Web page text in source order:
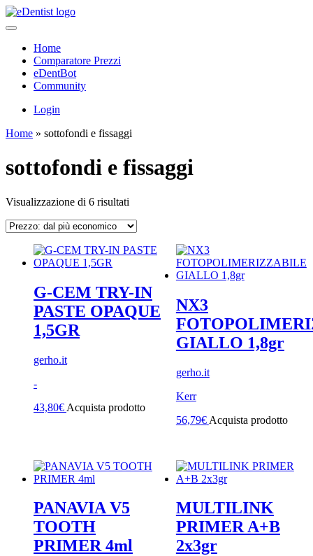
Home
Comparatore Prezzi
eDentBot
Community
Login
Home » sottofondi e fissaggi
sottofondi e fissaggi
Visualizzazione di 6 risultati
più
G-CEM TRY-IN
PASTE OPAQUE
1,5GR
gerho.it
-
43,80€ Acquista prodotto
NX3
GIALLO 1,8gr
gerho.it
Kerr
56,79€ Acquista prodotto
PANAVIA V5
TOOTH
PRIMER 4ml
MULTILINK
PRIMER A+B
2x3gr